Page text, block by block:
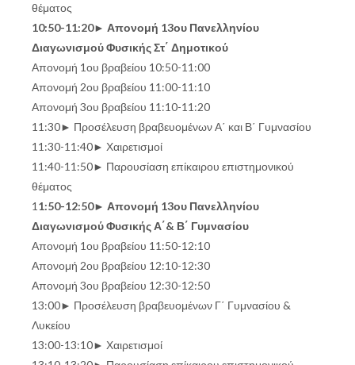
θέματος
10:50-11:20► Απονομή 13ου Πανελληνίου
Διαγωνισμού Φυσικής Στ΄ Δημοτικού
Απονομή 1ου βραβείου 10:50-11:00
Απονομή 2ου βραβείου 11:00-11:10
Απονομή 3ου βραβείου 11:10-11:20
11:30► Προσέλευση βραβευομένων Α΄ και Β΄ Γυμνασίου
11:30-11:40► Χαιρετισμοί
11:40-11:50► Παρουσίαση επίκαιρου επιστημονικού
θέματος
1 1:50-12:50► Απονομή 13ου Πανελληνίου
Διαγωνισμού Φυσικής Α΄& Β΄ Γυμνασίου
Απονομή 1ου βραβείου 11:50-12:10
Απονομή 2ου βραβείου 12:10-12:30
Απονομή 3ου βραβείου 12:30-12:50
13:00► Προσέλευση βραβευομένων Γ΄ Γυμνασίου &
Λυκείου
13:00-13:10► Χαιρετισμοί